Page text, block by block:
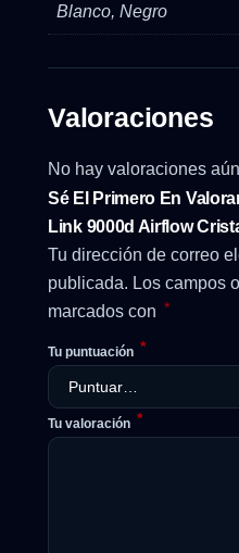
Blanco, Negro
Valoraciones
No hay valoraciones
Sé El Primero En
Link 9000d Airflow
Tu dirección de correo
publicada. Los campos
marcados con *
Tu puntuación *
Tu valoración *